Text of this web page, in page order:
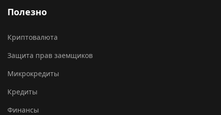
Полезно
Криптовалюта
Защита прав заемщиков
Микрокредиты
Кредиты
Финансы